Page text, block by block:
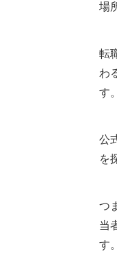
場
転
わ
す。
公
を
つ
当
す。